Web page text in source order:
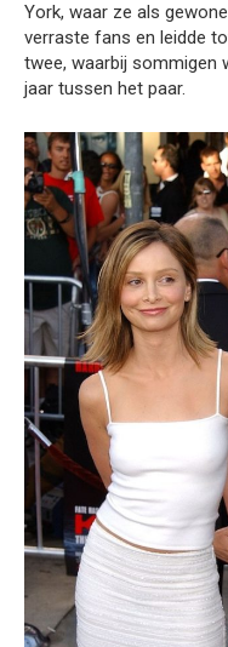
York, waar ze als
verraste fans en leidde
twee, waarbij sommigen
jaar tussen het paar.